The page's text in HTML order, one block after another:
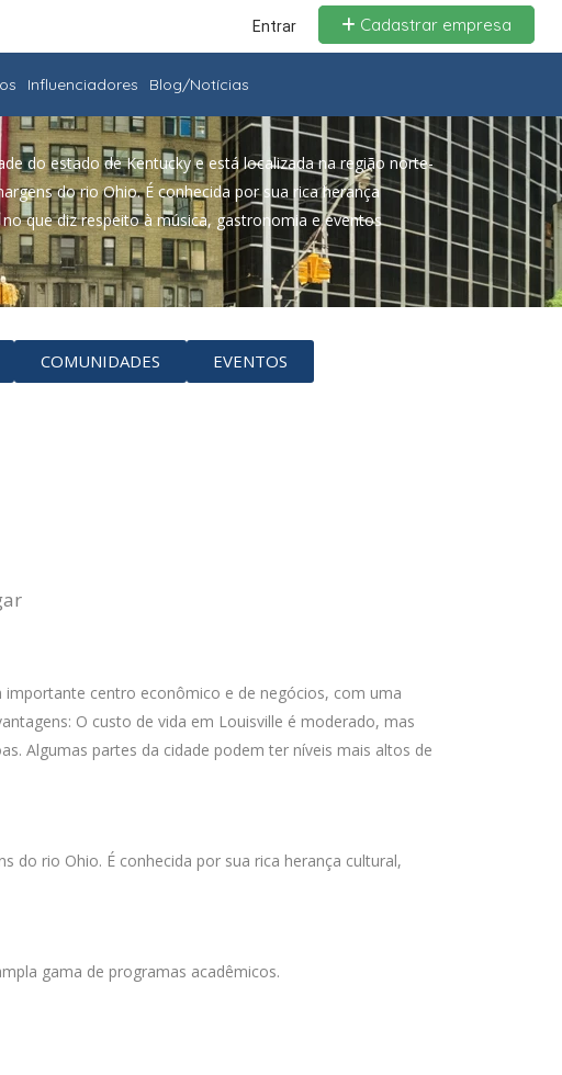
Entrar Cadastrar empresa
Influenciadores Blog/Notícias
do estado de Kentucky e está localizada na região norte-
do rio Ohio. É conhecida por sua rica herança
que diz respeito à música, gastronomia e eventos
COMUNIDADES EVENTOS
centro econômico e de negócios, com uma
O custo de vida em Louisville é moderado, mas
Algumas partes da cidade podem ter níveis mais altos de
do rio Ohio. É conhecida por sua rica herança cultural,
gama de programas acadêmicos.